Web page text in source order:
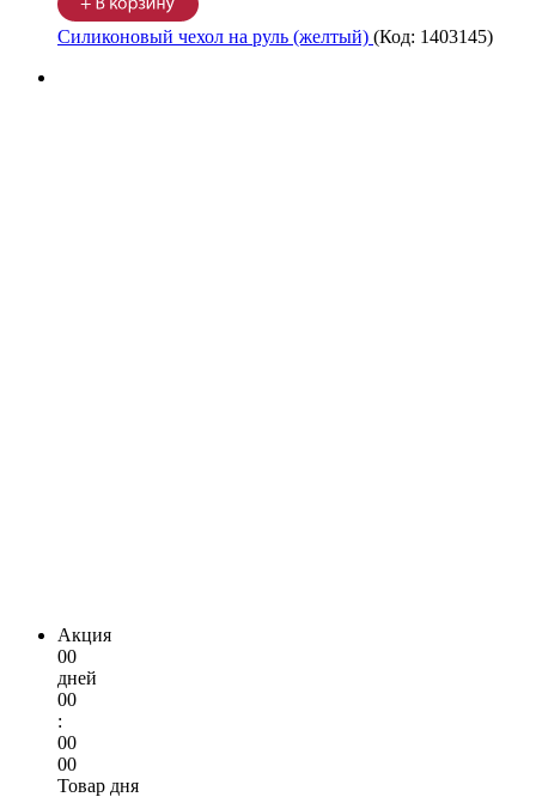
Силиконовый чехол на руль (желтый) (Код: 1403145)
Акция
00
дней
00
:
00
00
Товар дня